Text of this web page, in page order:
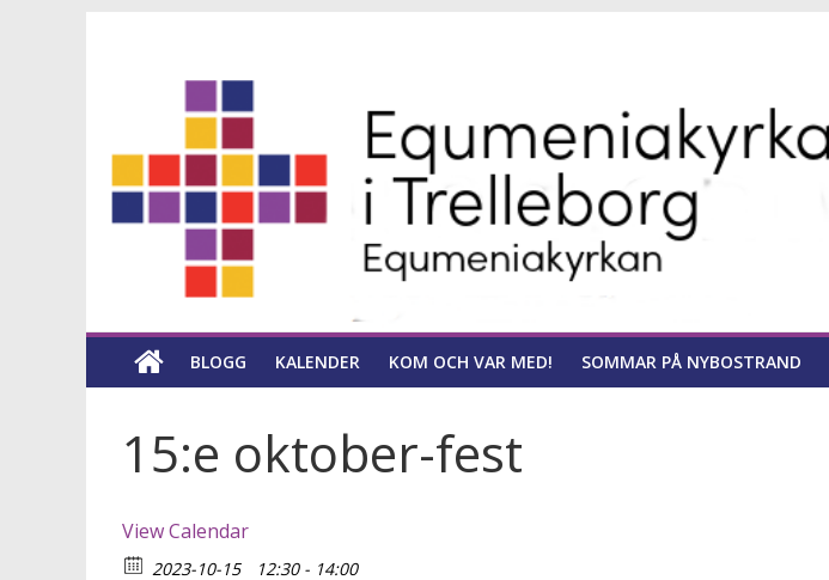
Equmeniakyrkans
församling
i
Trelleborg
kyrka
för
BLOGG KALENDER KOM OCH VAR MED! SOMMAR PÅ NYBOSTRAND
15:e oktober-fest
View Calendar
2023-10-15
12:30 - 14:00